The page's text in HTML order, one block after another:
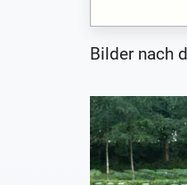
Bilder nach